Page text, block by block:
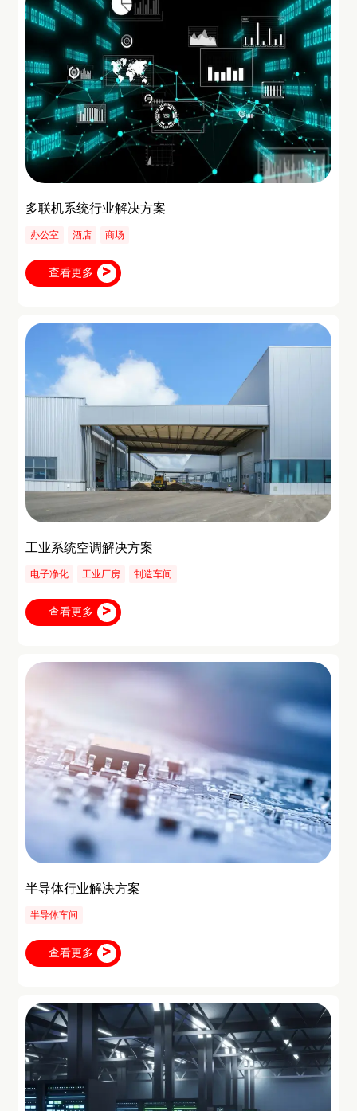
多联机系统行业解决方案
办公室 酒店 商场
查看更多
工业系统空调解决方案
电子净化 工业厂房 制造车间
查看更多
半导体行业解决方案
半导体车间
查看更多